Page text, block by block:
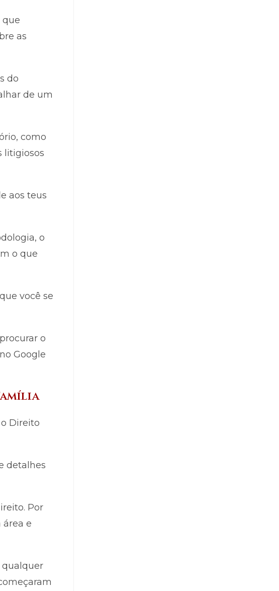
que
as
do
de um
como
litigiosos
aos teus
o
o que
você se
o
Google
Direito
detalhes
Por
área e
qualquer